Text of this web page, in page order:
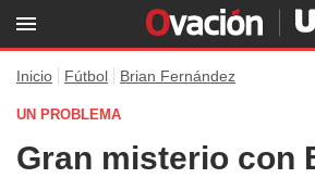
Inicio Fútbol Brian Fernández
UN PROBLEMA
Gran misterio con